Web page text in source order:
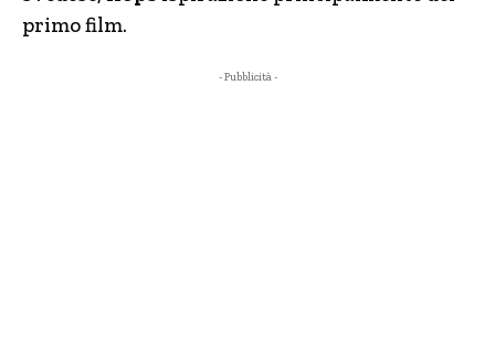
primo film.
- Pubblicità -